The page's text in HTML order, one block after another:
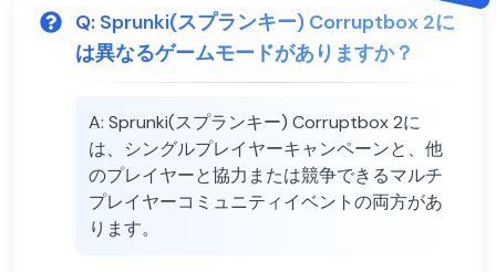
Q: Sprunki(スプランキー) Corruptbox 2に
は異なるゲームモードがありますか？
A: Sprunki(スプランキー) Corruptbox 2に
は、シングルプレイヤーキャンペーンと、他
のプレイヤーと協力または競争できるマルチ
プレイヤーコミュニティイベントの両方があ
ります。